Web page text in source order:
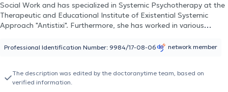
Social Work and has specialized in Systemic Psychotherapy at the
Therapeutic and Educational Institute of Existential Systemic
Approach "Antistixi". Furthermore, she has worked in various
including both adolescents and adults. She has also volunteered
adults. In her private practice, she undertakes psychotherapeutic
work with adults and cases across the entire spectrum of mental
Professional Identification Number: 9984/17-08-06 network member
The description was edited by the doctoranytime team, based on
verified information.